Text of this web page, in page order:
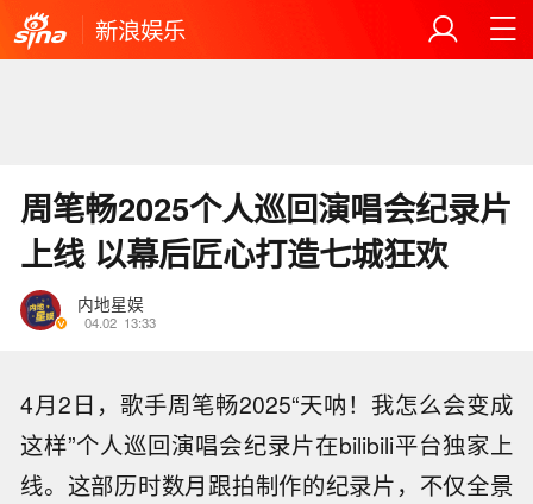
新浪娱乐
周笔畅2025个人巡回演唱会纪录片
上线 以幕后匠心打造七城狂欢
内地星娱
04.02 13:33
4月2日，歌手周笔畅2025“天呐！我怎么会变成
这样”个人巡回演唱会纪录片在bilibili平台独家上
线。这部历时数月跟拍制作的纪录片，不仅全景